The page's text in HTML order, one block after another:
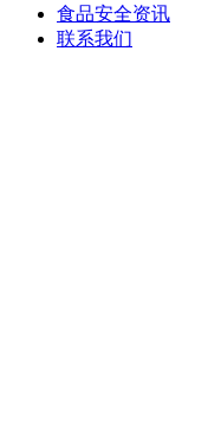
食品安全资讯
联系我们